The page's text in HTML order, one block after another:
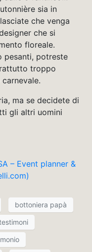
sia in
che venga
che si
floreale.
pesanti, potreste
troppo
ma se decidete di
gli altri uomini
– Event planner &
bottoniera papà